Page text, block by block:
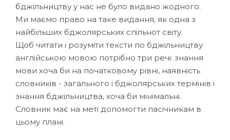
бджільництву у нас не було видано жодного.
Ми маємо право на таке видання, як одна з
найбільших бджолярських спільнот світу.
Щоб читати і розуміти тексти по бджільництву
англійською мовою потрібно три речі: знання
мови хоча би на початковому рівні, наявність
словників - загального і бджолярських термінів і
знання бджільництва, хоча би мінімальні.
Словник має на меті допомогти пасічникам в
цьому плані.